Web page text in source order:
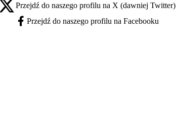
X - otwiera się w nowej karcie
Przejdź do naszego profilu na X (dawniej Twitter)
Facebook - otwiera się w nowej karcie
Przejdź do naszego profilu na Facebooku